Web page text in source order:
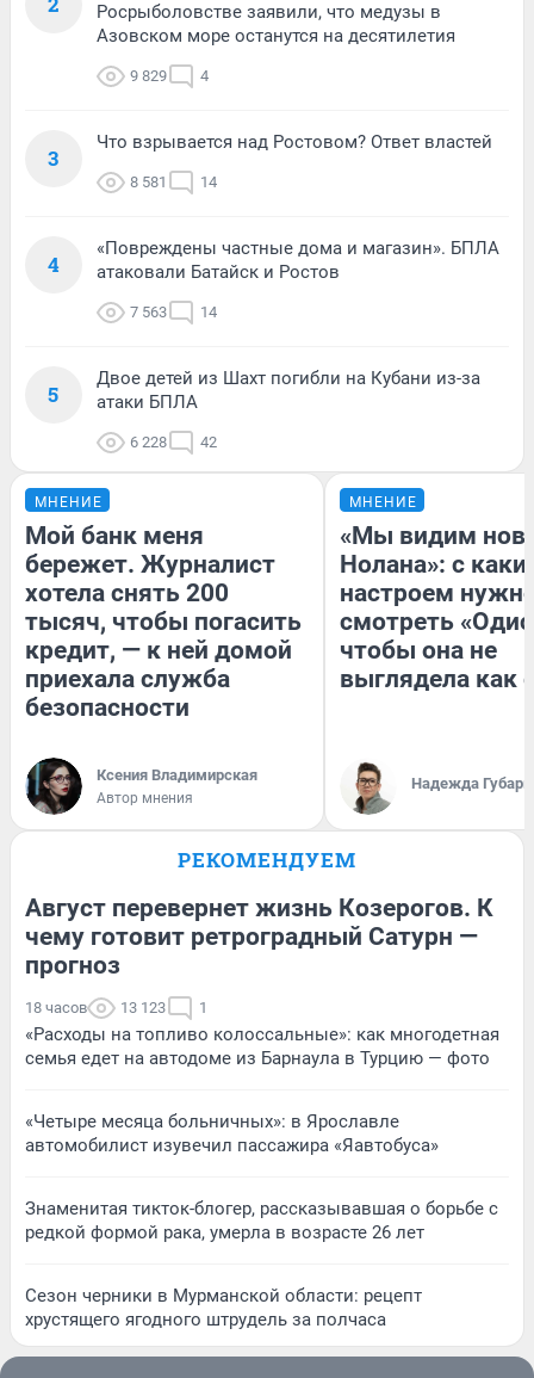
Росрыболовстве заявили, что медузы в
Азовском море останутся на десятилетия
9 829 4
3
Что взрывается над Ростовом? Ответ властей
8 581 14
4
«Повреждены частные дома и магазин». БПЛА
атаковали Батайск и Ростов
7 563 14
5
Двое детей из Шахт погибли на Кубани из-за
атаки БПЛА
6 228 42
МНЕНИЕ
Мой банк меня
бережет. Журналист
хотела снять 200
тысяч, чтобы погасить
кредит, — к ней домой
приехала служба
безопасности
Ксения Владимирская
Автор мнения
МНЕНИЕ
«Мы видим
Нолана»: с
настроем
смотреть
чтобы она не
выглядела как
Надежда Губарь
РЕКОМЕНДУЕМ
Август перевернет жизнь Козерогов. К
чему готовит ретроградный Сатурн —
прогноз
18 часов 13 123 1
«Расходы на топливо колоссальные»: как многодетная
семья едет на автодоме из Барнаула в Турцию — фото
«Четыре месяца больничных»: в Ярославле
автомобилист изувечил пассажира «Яавтобуса»
Знаменитая тикток-блогер, рассказывавшая о борьбе с
редкой формой рака, умерла в возрасте 26 лет
Сезон черники в Мурманской области: рецепт
хрустящего ягодного штрудель за полчаса